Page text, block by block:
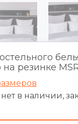
резинке
в наличии,